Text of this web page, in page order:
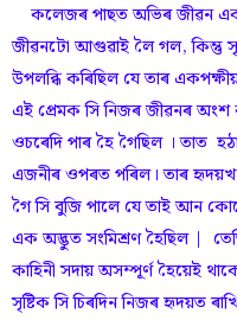
কলেজৰ পাছত অভিৰ জীৱন
জীৱনটো আগুৱাই লৈ গল, কিন্তু
উপলব্ধি কৰিছিল যে তাৰ
এই প্ৰেমক সি নিজৰ জীৱনৰ
ওচৰেদি পাৰ হৈ গৈছিল । তাত
এজনীৰ ওপৰত পৰিল। তাৰ
গৈ সি বুজি পালে যে তাই আন
এক অদ্ভুত সংমিশ্ৰণ হৈছিল |
কাহিনী সদায় অসম্পূৰ্ণ হৈয়েই
সৃষ্টিক সি চিৰদিন নিজৰ হৃদয়ত